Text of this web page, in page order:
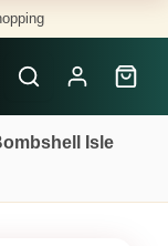
Isle